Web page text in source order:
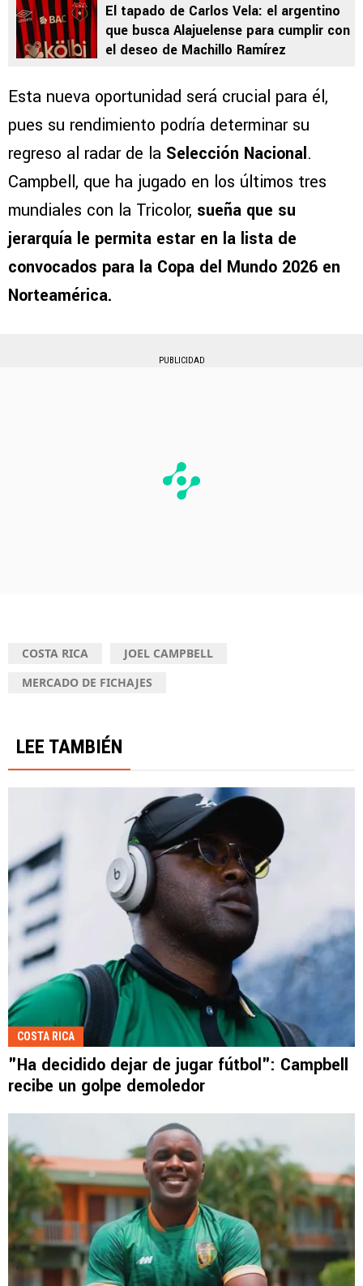
El tapado de Carlos Vela: el argentino
que busca Alajuelense para cumplir con
el deseo de Machillo Ramírez
Esta nueva oportunidad será crucial para él,
pues su rendimiento podría determinar su
regreso al radar de la Selección Nacional.
Campbell, que ha jugado en los últimos tres
mundiales con la Tricolor, sueña que su
jerarquía le permita estar en la lista de
convocados para la Copa del Mundo 2026 en
Norteamérica.
PUBLICIDAD
COSTA RICA
JOEL CAMPBELL
MERCADO DE FICHAJES
LEE TAMBIÉN
COSTA RICA
"Ha decidido dejar de jugar fútbol": Campbell
recibe un golpe demoledor